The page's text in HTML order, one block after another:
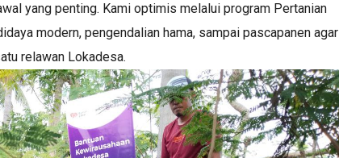
yang penting. Kami optimis melalui program Pertanian
modern, pengendalian hama, sampai pascapanen agar
relawan Lokadesa.